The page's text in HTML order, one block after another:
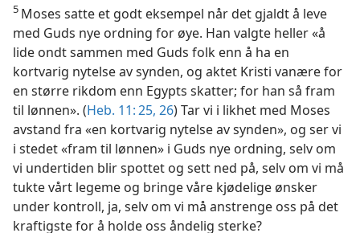
5 Moses satte et godt eksempel når det gjaldt å leve
med Guds nye ordning for øye. Han valgte heller «å
lide ondt sammen med Guds folk enn å ha en
kortvarig nytelse av synden, og aktet Kristi vanære for
en større rikdom enn Egypts skatter; for han så fram
til lønnen». (Heb. 11: 25, 26) Tar vi i likhet med Moses
avstand fra «en kortvarig nytelse av synden», og ser vi
i stedet «fram til lønnen» i Guds nye ordning, selv om
vi undertiden blir spottet og sett ned på, selv om vi må
tukte vårt legeme og bringe våre kjødelige ønsker
under kontroll, ja, selv om vi må anstrenge oss på det
kraftigste for å holde oss åndelig sterke?